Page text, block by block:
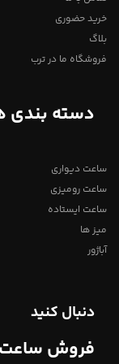
خرید حضوری
بلاگ
فروشگاه ما در ترب
دسته بندی
ساعت دیواری
ساعت رومیزی
ساعت ایستاده
میز ها
آباژور
دنبال کنید
فروش ساعت